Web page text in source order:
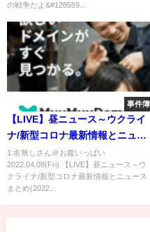
の戦争だよ&#128559...
事件簿
【LIVE】昼ニュース～ウクライ
ナ/新型コロナ最新情報とニュー
スまとめ(2022年4月7日)
1:名無しさん＠お腹いっぱい
2022.04.08(Fri) 【LIVE】昼ニュース～ウ
クライナ/新型コロナ最新情報とニュース
まとめ(2022...